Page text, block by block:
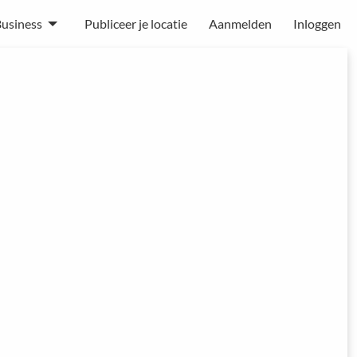
Publiceer je locatie Aanmelden Inloggen